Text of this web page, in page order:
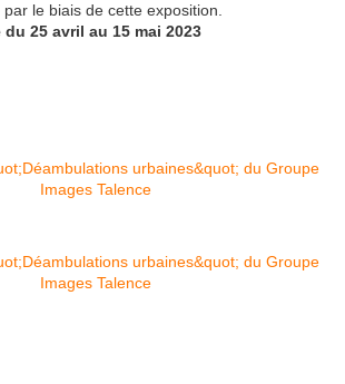
le biais de cette exposition.
25 avril au 15 mai 2023